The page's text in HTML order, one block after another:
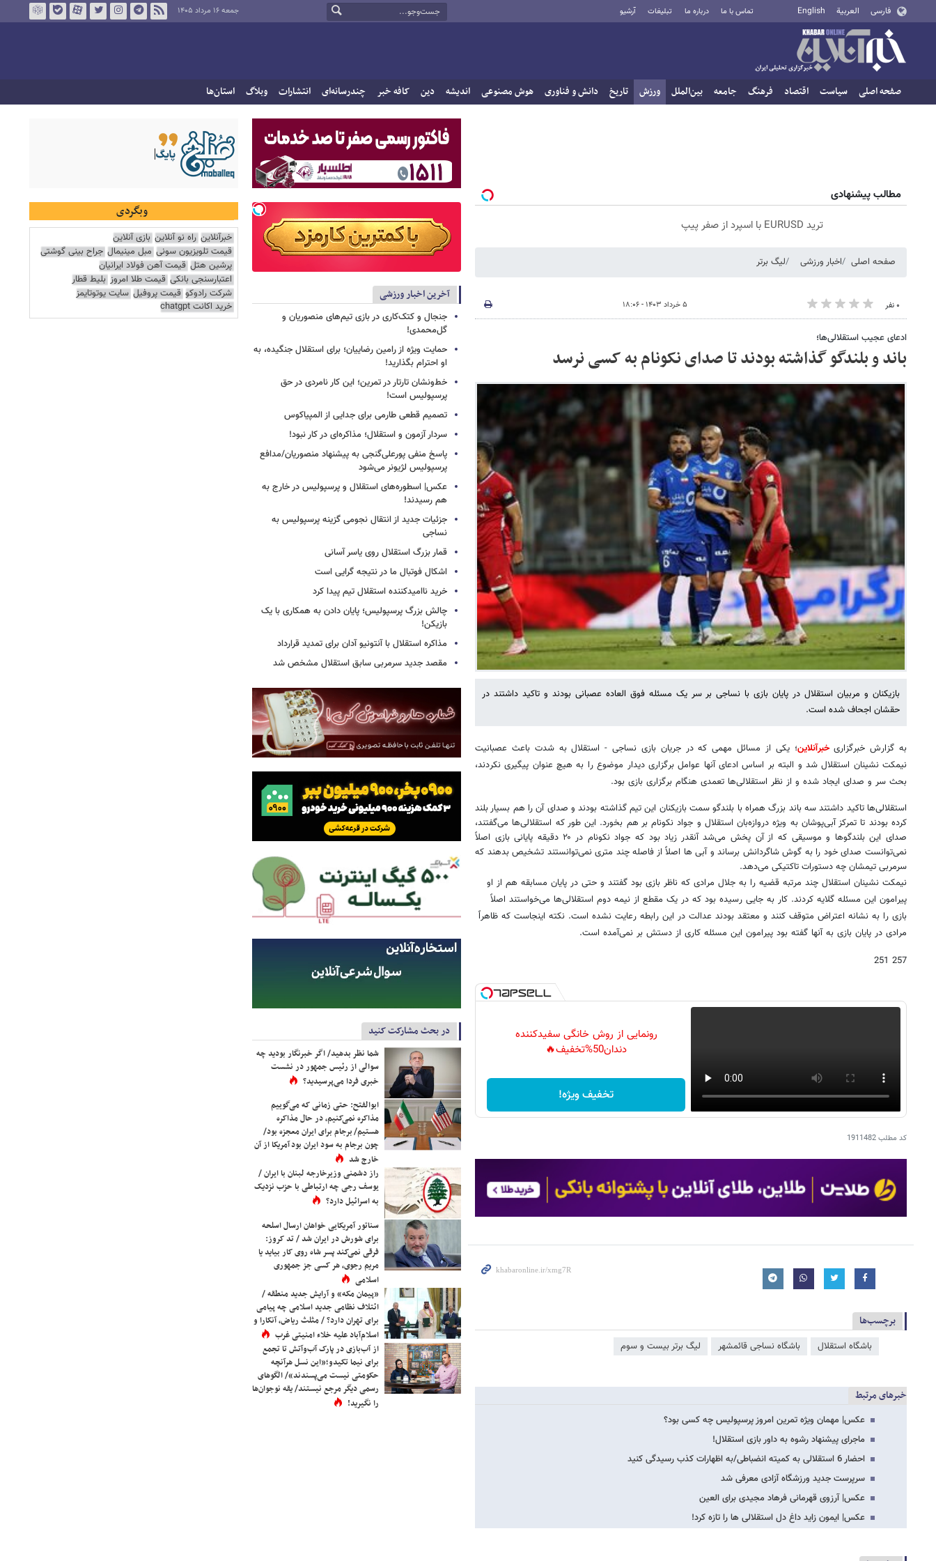
فارسی العربية English تماس با ما درباره ما تبلیغات آرشیو جمعه ۱۶ مرداد ۱۴۰۵
صفحه اصلی سیاست اقتصاد فرهنگ جامعه بین‌الملل ورزش تاریخ دانش و فناوری هوش مصنوعی اندیشه دین کافه خبر چندرسانه‌ای انتشارات وبلاگ استان‌ها
مطالب پیشنهادی
ترید EURUSD با اسپرد از صفر پیپ
صفحه اصلی اخبار ورزشی لیگ برتر
۰ نفر ۵ خرداد ۱۴۰۳ - ۱۸:۰۶
ادعای عجیب استقلالی‌ها؛
باند و بلندگو گذاشته بودند تا صدای نکونام به کسی نرسد
بازیکنان و مربیان استقلال در پایان بازی با نساجی بر سر یک مسئله فوق العاده عصبانی بودند و تاکید داشتند در
حقشان اجحاف شده است.
به گزارش خبرگزاریخبرآنلاین؛ یکی از مسائل مهمی که در جریان بازی نساجی - استقلال به شدت باعث عصبانیت
نیمکت نشینان استقلال شد و البته بر اساس ادعای آنها عوامل برگزاری دیدار موضوع را به هیچ عنوان پیگیری نکردند،
بحث سر و صدای ایجاد شده و از نظر استقلالی‌ها تعمدی هنگام برگزاری بازی بود.
استقلالی‌ها تاکید داشتند سه باند بزرگ همراه با بلندگو سمت بازیکنان این تیم گذاشته بودند و صدای آن را هم بسیار بلند
کرده بودند تا تمرکز آبی‌پوشان به ویژه دروازه‌بان استقلال و جواد نکونام بر هم بخورد. این طور که استقلالی‌ها می‌گفتند،
صدای این بلندگوها و موسیقی که از آن پخش می‌شد آنقدر زیاد بود که جواد نکونام در ۲۰ دقیقه پایانی بازی اصلاً
نمی‌توانست صدای خود را به گوش شاگردانش برساند و آبی ها اصلاً از فاصله چند متری نمی‌توانستند تشخیص بدهند که
سرمربی تیمشان چه دستورات تاکتیکی می‌دهد.
نیمکت نشینان استقلال چند مرتبه قضیه را به جلال مرادی که ناظر بازی بود گفتند و حتی در پایان مسابقه هم از او
پیرامون این مسئله گلایه کردند. کار به جایی رسیده بود که در یک مقطع از نیمه دوم استقلالی‌ها می‌خواستند اصلاً
بازی را به نشانه اعتراض متوقف کنند و معتقد بودند عدالت در این رابطه رعایت نشده است. نکته اینجاست که ظاهراً
مرادی در پایان بازی به آنها گفته بود پیرامون این مسئله کاری از دستش بر نمی‌آمده است.
257 251
رونمایی از روش خانگی سفیدکننده
دندان50%تخفیف🔥
تخفیف ویژه!
کد مطلب1911482
برچسب‌ها
باشگاه استقلال باشگاه نساجی قائمشهر لیگ برتر بیست و سوم
خبرهای مرتبط
عکس| مهمان ویژه تمرین امروز پرسپولیس چه کسی بود؟
ماجرای پیشنهاد رشوه به داور بازی استقلال!
احضار 6 استقلالی به کمیته انضباطی/به اظهارات کذب رسیدگی کنید
سرپرست جدید ورزشگاه آزادی معرفی شد
عکس| آرزوی قهرمانی فرهاد مجیدی برای العین
عکس| ایمون زاید داغ دل استقلالی ها را تازه کرد!
آخرین اخبار ورزشی
جنجال و کتک‌کاری در بازی تیم‌های منصوریان و
گل‌محمدی!
حمایت ویژه از رامین رضاییان؛ برای استقلال جنگیده، به
او احترام بگذارید!
خط‌ونشان تارتار در تمرین؛ این کار نامردی در حق
پرسپولیس است!
تصمیم قطعی طارمی برای جدایی از المپیاکوس
سردار آزمون و استقلال؛ مذاکره‌ای در کار نبود!
پاسخ منفی پورعلی‌گنجی به پیشنهاد منصوریان/مدافع
پرسپولیس لژیونر می‌شود
عکس| اسطوره‌های استقلال و پرسپولیس در خارج به
هم رسیدند!
جزئیات جدید از انتقال نجومی گزینه پرسپولیس به
نساجی
قمار بزرگ استقلال روی یاسر آسانی
اشکال فوتبال ما در نتیجه گرایی است
خرید ناامیدکننده استقلال تیم پیدا کرد
چالش بزرگ پرسپولیس؛ پایان دادن به همکاری با یک
بازیکن!
مذاکره استقلال با آنتونیو آدان برای تمدید قرارداد
مقصد جدید سرمربی سابق استقلال مشخص شد
در بحث مشارکت کنید
شما نظر بدهید/ اگر خبرنگار بودید چه
سوالی از رئیس جمهور در نشست
خبری فردا می‌پرسیدید؟
ابوالفتح: حتی زمانی که می‌گوییم
مذاکره نمی‌کنیم، در حال مذاکره
هستیم/ برجام برای ایران معجزه بود/
چون برجام به سود ایران بود آمریکا از آن
خارج شد
راز دشمنی وزیرخارجه لبنان با ایران /
یوسف رجی چه ارتباطی با حزب نزدیک
به اسرائیل دارد؟
سناتور آمریکایی خواهان ارسال اسلحه
برای شورش در ایران شد / تد کروز:
فرقی نمی‌کند پسر شاه روی کار بیاید یا
مریم رجوی، هر کسی جز جمهوری
اسلامی
«پیمان مکه» و آرایش جدید منطقه /
ائتلاف نظامی جدید اسلامی چه پیامی
برای تهران دارد؟ / مثلث ریاض، آنکارا و
اسلام‌آباد علیه خلاء امنیتی غرب
از آب‌بازی در پارک آب‌وآتش تا تجمع
برای نیما تکیدو؛«این نسل هرآنچه
حکومتی نیست می‌پسندند»/ الگوهای
رسمی دیگر مرجع نیستند/ یقه نوجوان‌ها
را نگیرید!
وبگردی
خبرآنلاین راه نو آنلاین بازی آنلاین
قیمت تلویزیون سونی مبل مینیمال جراح بینی گوشتی
پرشین هتل قیمت آهن فولاد ایرانیان
اعتبارسنجی بانکی قیمت طلا امروز بلیط قطار
شرکت رادوکو قیمت پروفیل سایت یوتوتایمز
خرید اکانت chatgpt